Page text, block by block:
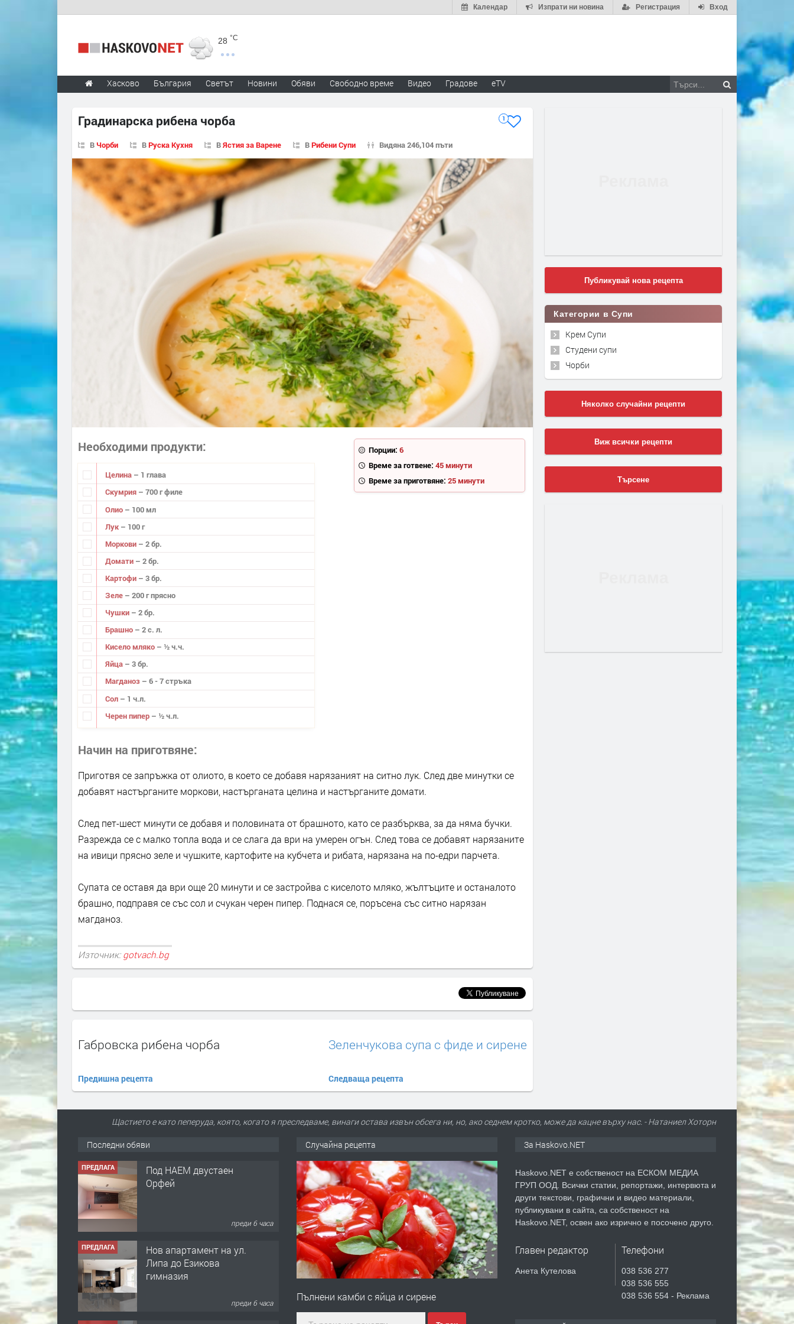
Вход
Регистрация
Изпрати ни новина
Календар
28 °C
Хасково България Светът Новини Обяви Свободно време Видео Градове eTV
Градинарска рибена чорба 1
ВЧорби ВРуска Кухня ВЯстия за Варене ВРибени Супи Видяна 246,104 пъти
Порции: 6
Време за готвене: 45 минути
Време за приготвяне: 25 минути
Необходими продукти
Целина – 1 глава
Скумрия – 700 г филе
Олио – 100 мл
Лук – 100 г
Моркови – 2 бр.
Домати – 2 бр.
Картофи – 3 бр.
Зеле – 200 г прясно
Чушки – 2 бр.
Брашно – 2 с. л.
Кисело мляко – ½ ч.ч.
Яйца – 3 бр.
Магданоз – 6 - 7 стръка
Сол – 1 ч.л.
Черен пипер – ½ ч.л.
Начин на приготвяне
Приготвя се запръжка от олиото, в което се добавя нарязаният на ситно лук. След две минутки се
добавят настърганите моркови, настърганата целина и настърганите домати.
След пет-шест минути се добавя и половината от брашното, като се разбърква, за да няма бучки.
Разрежда се с малко топла вода и се слага да ври на умерен огън. След това се добавят нарязаните
на ивици прясно зеле и чушките, картофите на кубчета и рибата, нарязана на по-едри парчета.
Супата се оставя да ври още 20 минути и се застройва с киселото мляко, жълтъците и останалото
брашно, подправя се със сол и счукан черен пипер. Поднася се, поръсена със ситно нарязан
магданоз.
Източник: gotvach.bg
Габровска рибена чорба
Предишна рецепта
Зеленчукова супа с фиде и сирене
Следваща рецепта
Публикувай нова рецепта
Категории в Супи
Крем Супи
Студени супи
Чорби
Няколко случайни рецепти
Виж всички рецепти
Търсене
Щастието е като пеперуда, която, когато я преследваме, винаги остава извън обсега ни, но, ако седнем кротко, може да кацне върху нас. - Натаниел Хоторн
Последни обяви
ПРЕДЛАГА
Под НАЕМ двустаен
Орфей
преди 6 часа
ПРЕДЛАГА
Нов апартамент на ул.
Липа до Езикова
гимназия
преди 6 часа
Случайна рецепта
Пълнени камби с яйца и сирене
За Haskovo.NET
Haskovo.NET е собственост на ЕСКОМ МЕДИА
ГРУП ООД. Всички статии, репортажи, интервюта и
други текстови, графични и видео материали,
публикувани в сайта, са собственост на
Haskovo.NET, освен ако изрично е посочено друго.
Главен редактор
Анета Кутелова
Телефони
038 536 277
038 536 555
038 536 554 - Реклама